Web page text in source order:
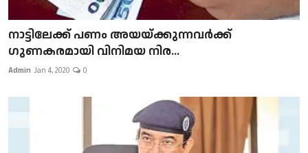
നാട്ടിലേക്ക് പണം അയയ്ക്കുന്നവർക്ക്
ഗുണകരമായി വിനിമയ നിര...
Admin Jan 4, 2020 0